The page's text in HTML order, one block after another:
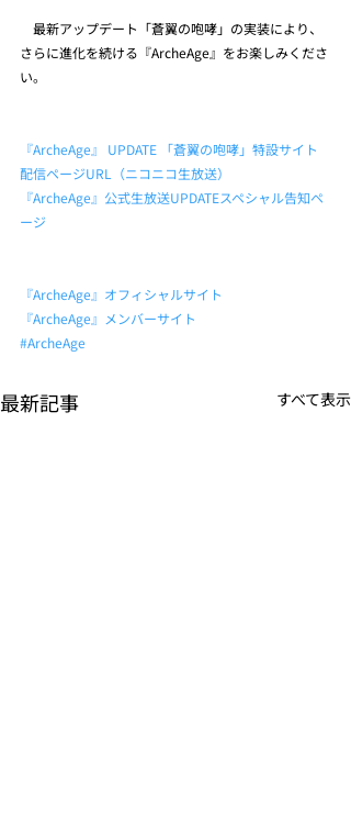
最新アップデート「蒼翼の咆哮」の実装により、
さらに進化を続ける『ArcheAge』をお楽しみくださ
い。
『ArcheAge』 UPDATE 「蒼翼の咆哮」特設サイト
配信ページURL（ニコニコ生放送）
『ArcheAge』公式生放送UPDATEスペシャル告知ペ
ージ
『ArcheAge』オフィシャルサイト
『ArcheAge』メンバーサイト
#ArcheAge
最新記事 すべて表示